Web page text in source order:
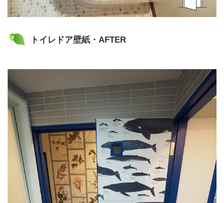
トイレドア壁紙・AFTER